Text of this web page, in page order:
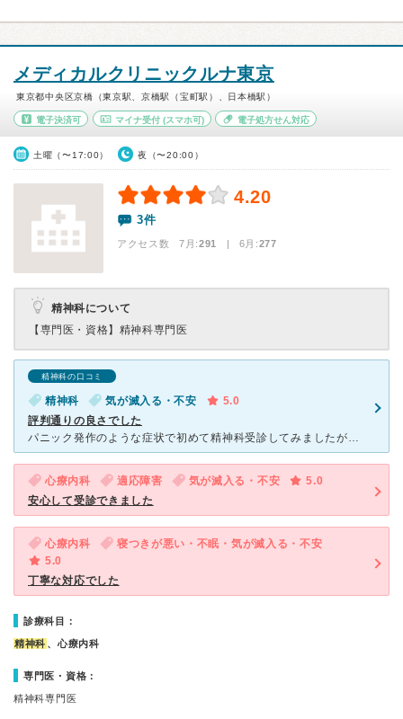
メディカルクリニックルナ東京
東京都中央区京橋（東京駅、京橋駅（宝町駅）、日本橋駅）
電子決済可 マイナ受付(スマホ可) 電子処方せん対応
土曜（〜17:00） 夜（〜20:00）
4.20
3件
アクセス数 7月:291 | 6月:277
精神科について
【専門医・資格】 精神科専門医
精神科の口コミ
精神科 気が滅入る・不安
5.0
評判通りの良さでした
パニック発作のような症状で初めて精神科受診してみましたが今では定期的に診察に通いチェックしていただきながら、合うお薬を出していただきだいぶ楽に仕事も生活もできるようになりました。評判が良いとのことで知
心療内科 適応障害 気が滅入る・不安
5.0
安心して受診できました
心療内科
寝つきが悪い・不眠・気が滅入る・不安
5.0
丁寧な対応でした
診療科目：
精神科 、心療内科
専門医・資格：
精神科専門医